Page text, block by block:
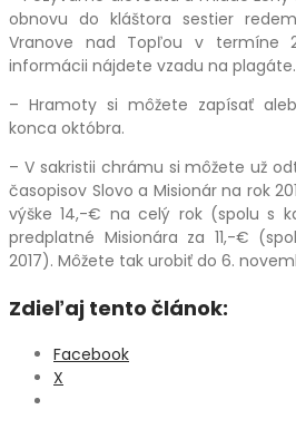
obnovu do kláštora sestier
Vranove nad Topľou v termíne
informácii nájdete vzadu na plagáte.
– Hramoty si môžete zapísať
konca októbra.
– V sakristii chrámu si môžete už
časopisov Slovo a Misionár na rok
výške 14,-€ na celý rok (spolu s
predplatné Misionára za 11,-€
2017). Môžete tak urobiť do 6.
Zdieľaj tento článok:
Facebook
X